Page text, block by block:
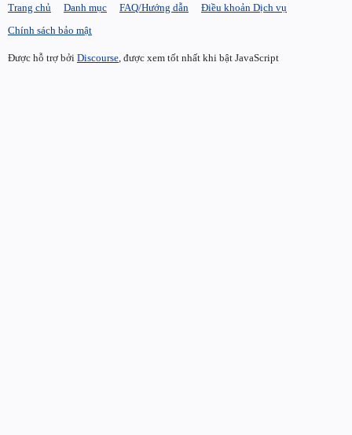
Trang chủ Danh mục FAQ/Hướng dẫn
Điều khoản Dịch vụ
Chính sách bảo mật
Được hỗ trợ bởi Discourse, được xem tốt nhất khi bật JavaScript